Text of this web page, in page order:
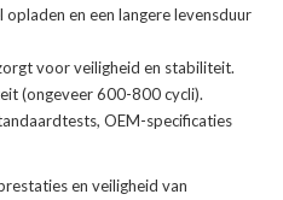
en een langere levensduur
voor veiligheid en stabiliteit.
(ongeveer 600-800 cycli).
OEM-specificaties
en veiligheid van